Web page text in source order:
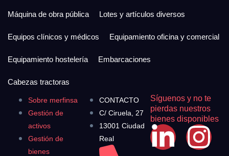
Sobre merfinsa
Gestión de
activos
Gestión de
bienes
CONTACTO
C/ Ciruela, 27
13001 Ciudad
Real
Síguenos y no te
pierdas nuestros
bienes disponibles
Máquina de obra pública Lotes y artículos diversos
Equipos clínicos y médicos Equipamiento oficina y comercial
Equipamiento hostelería Embarcaciones
Cabezas tractoras